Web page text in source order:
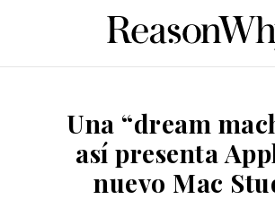
Una “dream
así presenta
nuevo Mac